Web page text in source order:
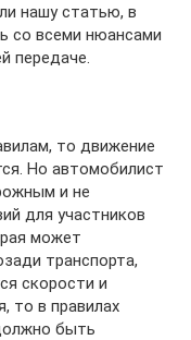
нашу статью, в
со всеми нюансами
передаче.
то движение
Но автомобилист
и не
для участников
может
транспорта,
скорости и
то в правилах
быть